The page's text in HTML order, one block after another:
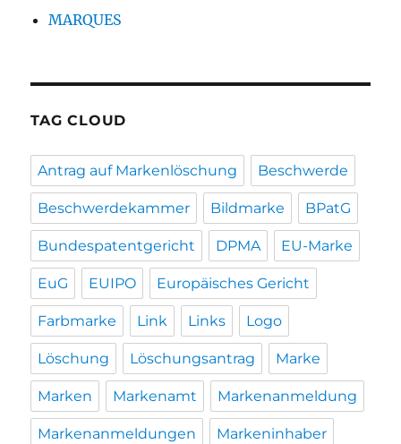
MARQUES
TAG CLOUD
Antrag auf Markenlöschung Beschwerde
Beschwerdekammer Bildmarke BPatG
Bundespatentgericht DPMA EU-Marke
EuG EUIPO Europäisches Gericht
Farbmarke Link Links Logo
Löschung Löschungsantrag Marke
Marken Markenamt Markenanmeldung
Markenanmeldungen Markeninhaber